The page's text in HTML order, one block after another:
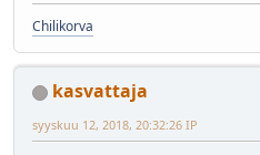
Chilikorva
kasvattaja
syyskuu 12, 2018, 20:32:26 IP